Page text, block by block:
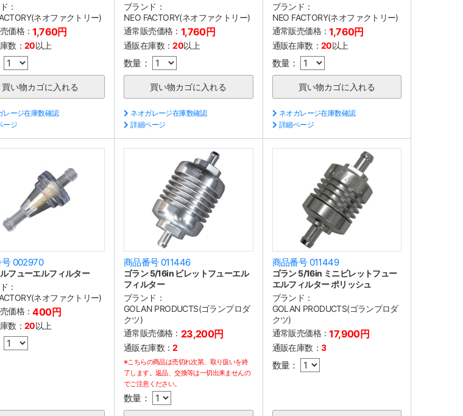
：
ネオファクトリー)
価格：1,760円
数： 20以上
レージ在庫数確認
ージ
ブランド：
NEO FACTORY(ネオファクトリー)
通常販売価格： 1,760円
通販在庫数：20以上
数量：
ネオガレージ在庫数確認
詳細ページ
ブランド：
NEO FACTORY(ネオファクトリー)
通常販売価格：1,760円
通販在庫数： 20以上
数量：
ネオガレージ在庫数確認
詳細ページ
002970
フューエルフィルター
：
ネオファクトリー)
価格：400円
数： 20以上
商品番号 011446
ゴラン 5/16in ビレットフューエル
フィルター
ブランド：
GOLAN PRODUCTS(ゴランプロダ
クツ)
通常販売価格： 23,200円
通販在庫数：2
※こちらの商品は売切れ次第、取り扱いを終
了します。返品、交換等は一切出来ませんの
でご注意ください。
数量：
商品番号 011449
ゴラン 5/16in ミニビレットフュー
エルフィルター ポリッシュ
ブランド：
GOLAN PRODUCTS(ゴランプロダ
クツ)
通常販売価格：17,900円
通販在庫数： 3
数量：